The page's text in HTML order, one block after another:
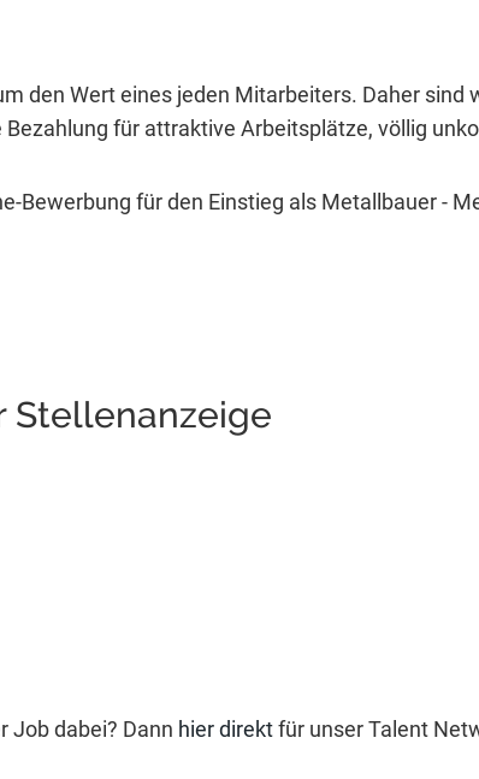
den Wert eines jeden Mitarbeiters. Daher
Bezahlung für attraktive Arbeitsplätze, völlig
Bewerbung für den Einstieg als Metallbauer -
Stellenanzeige
Job dabei? Dann hier direktfür unser Talent